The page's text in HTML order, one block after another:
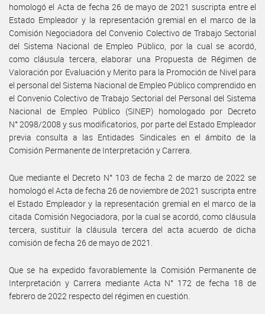
homologó el Acta de fecha 26 de mayo de 2021 suscripta entre el
Estado Empleador y la representación gremial en el marco de la
Comisión Negociadora del Convenio Colectivo de Trabajo Sectorial
del Sistema Nacional de Empleo Público, por la cual se acordó,
como cláusula tercera, elaborar una Propuesta de Régimen de
Valoración por Evaluación y Merito para la Promoción de Nivel para
el personal del Sistema Nacional de Empleo Público comprendido en
el Convenio Colectivo de Trabajo Sectorial del Personal del Sistema
Nacional de Empleo Público (SINEP) homologado por Decreto
N° 2098/2008 y sus modificatorios, por parte del Estado Empleador
previa consulta a las Entidades Sindicales en el ámbito de la
Comisión Permanente de Interpretación y Carrera.
Que mediante el Decreto N° 103 de fecha 2 de marzo de 2022 se
homologó el Acta de fecha 26 de noviembre de 2021 suscripta entre
el Estado Empleador y la representación gremial en el marco de la
citada Comisión Negociadora, por la cual se acordó, como cláusula
tercera, sustituir la cláusula tercera del acta acuerdo de dicha
comisión de fecha 26 de mayo de 2021.
Que se ha expedido favorablemente la Comisión Permanente de
Interpretación y Carrera mediante Acta N° 172 de fecha 18 de
febrero de 2022 respecto del régimen en cuestión.